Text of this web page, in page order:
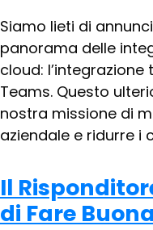
Siamo lieti di
panorama delle
cloud:
Teams. Questo
nostra missione di
aziendale e ridurre i
Il
di Fare